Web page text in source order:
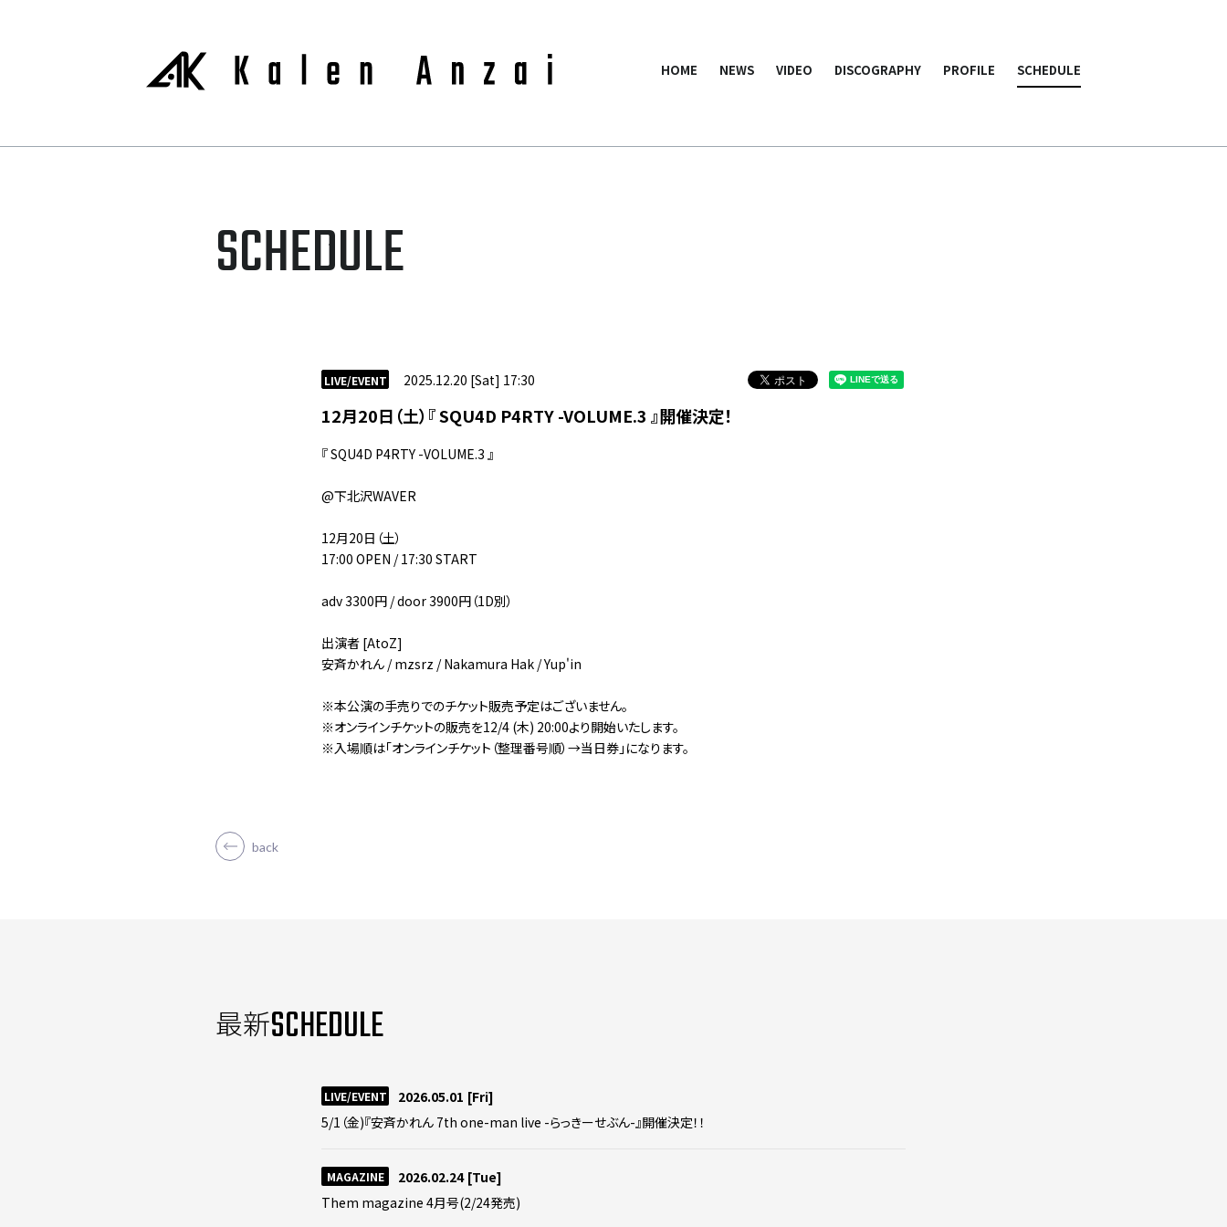
HOME NEWS VIDEO DISCOGRAPHY PROFILE SCHEDULE
SCHEDULE
2025.12.20 [Sat] 17:30
LIVE/EVENT
12月20日（土）『 SQU4D P4RTY -VOLUME.3 』開催決定！
『 SQU4D P4RTY -VOLUME.3 』
@下北沢WAVER
12月20日（土）
17:00 OPEN / 17:30 START
adv 3300円 / door 3900円（1D別）
出演者 [AtoZ]
安⻫かれん / mzsrz / Nakamura Hak / Yup'in
※本公演の手売りでのチケット販売予定はございません。
※オンラインチケットの販売を12/4 (木) 20:00より開始いたします。
※入場順は「オンラインチケット（整理番号順）→当日券」になります。
back
最新SCHEDULE
LIVE/EVENT 2026.05.01 [Fri]
5/1（金)『安斉かれん 7th one-man live -らっきーせぶん-』開催決定！！
MAGAZINE 2026.02.24 [Tue]
Them magazine 4月号(2/24発売)